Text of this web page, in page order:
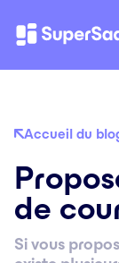
Accueil du
de
Si vous